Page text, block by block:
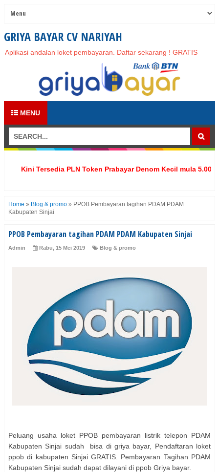
GRIYA BAYAR CV NARIYAH
Aplikasi andalan loket pembayaran. Daftar sekarang ! GRATIS
MENU
Kini Tersedia PLN Token Prabayar Denom Kecil mula 5.000
Home » Blog & promo » PPOB Pembayaran tagihan PDAM PDAM
Kabupaten Sinjai
PPOB Pembayaran tagihan PDAM PDAM Kabupaten Sinjai
Admin Rabu, 15 Mei 2019 Blog & promo
Peluang usaha loket PPOB pembayaran listrik telepon PDAM
Kabupaten Sinjai sudah bisa di griya bayar, Pendaftaran loket
ppob di kabupaten Sinjai GRATIS. Pembayaran Tagihan PDAM
Kabupaten Sinjai sudah dapat dilayani di ppob Griya bayar.